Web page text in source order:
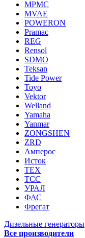
MPMC
MVAE
POWERON
Pramac
REG
Rensol
SDMO
Teksan
Tide Power
Toyo
Vektor
Welland
Yamaha
Yanmar
ZONGSHEN
ZRD
Амперос
Исток
ТЕХ
ТСС
УРАЛ
ФАС
Фрегат
Дизельные генераторы
Все производители